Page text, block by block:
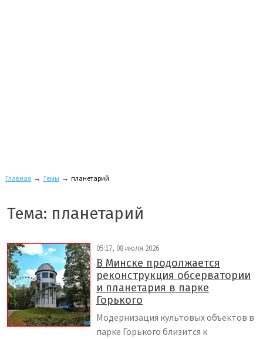
Главная → Темы → планетарий
Тема: планетарий
05:17, 08 июля 2026
В Минске продолжается
реконструкция обсерватории
и планетария в парке
Горького
Модернизация культовых объектов в
парке Горького близится к